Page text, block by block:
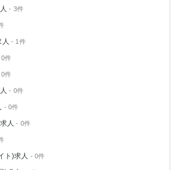
- 3件
- 1件
0件
0件
- 0件
- 0件
人 - 0件
ト)求人 - 0件